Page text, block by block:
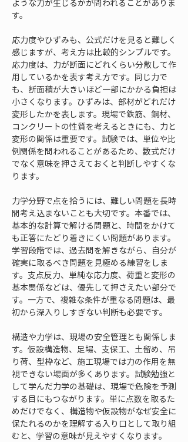
ような力が生じるかが問われることがありま
す。
応力度やひずみも、公式だけを見ると難しく
感じますが、考え方は比較的シンプルです。
応力度は、力が断面にどれくらい分散して作
用しているかを表す考え方です。同じ力で
も、断面積が大きいほど一部にかかる負担は
小さくなります。ひずみは、部材がどれだけ
変形したかを表します。現場で鉄筋、鋼材、
コンクリートの性質を考えるときにも、力と
変形の関係は重要です。試験では、単位や比
例関係を問われることがあるため、数式だけ
でなく意味を押さえておくと判断しやすくな
ります。
力学分野で点を拾うには、難しい問題を長時
間考え込まないことも大切です。本番では、
基本的な計算で解ける問題と、時間をかけて
も正答にたどり着きにくい問題があります。
学習段階では、過去問を解きながら、自分が
確実に取るべき問題を見極める練習をしま
す。支点反力、単純な応力度、荷重と変形の
基本関係などは、優先して押さえたい部分で
す。一方で、複雑な条件が重なる問題は、最
初から深入りしすぎない判断も必要です。
構造や力学は、現場の安全管理とも関係しま
す。仮設構造物、足場、支保工、土留め、吊
り荷、型枠など、施工現場では力の作用を無
視できない場面が多くあります。試験勉強と
して学んだ力学の基礎は、現場で危険を予測
する目にもつながります。単に点数を取るた
めだけでなく、構造物や仮設物がなぜ安全に
保たれるのかを理解する入り口として取り組
むと、学習の意味が見えやすくなります。